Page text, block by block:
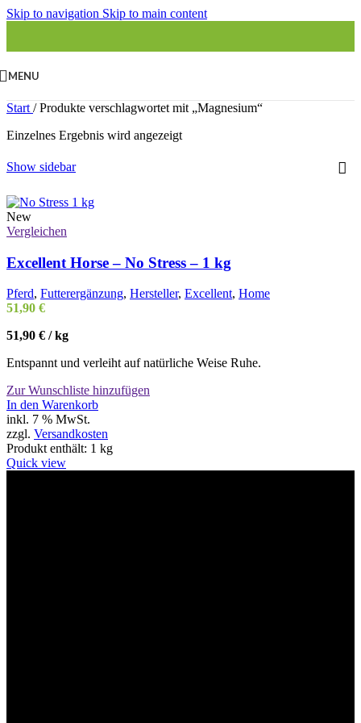
Skip to navigation Skip to main content
MENU
Start / Produkte verschlagwortet mit „Magnesium“
Einzelnes Ergebnis wird angezeigt
Show sidebar
New
Vergleichen
Excellent Horse – No Stress – 1 kg
Pferd, Futterergänzung, Hersteller, Excellent, Home
51,90 €
51,90 € /kg
Entspannt und verleiht auf natürliche Weise Ruhe.
Zur Wunschliste hinzufügen
In den Warenkorb
inkl. 7 % MwSt.
zzgl. Versandkosten
Produkt enthält: 1 kg
Quick view